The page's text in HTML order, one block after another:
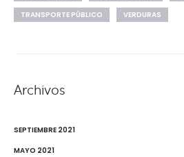
TRANSPORTE PÚBLICO
VERDURAS
Archivos
SEPTIEMBRE 2021
MAYO 2021